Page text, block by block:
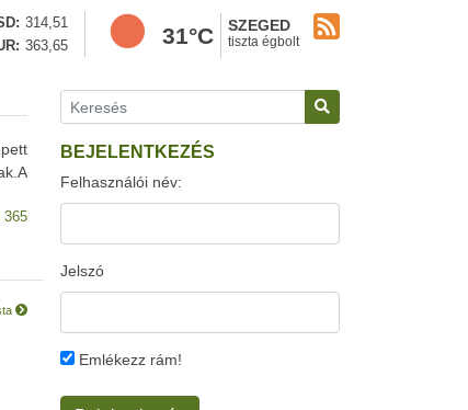
314,51
363,65 31°C SZEGED
tiszta égbolt
365
BEJELENTKEZÉS
Felhasználói név:
Jelszó
Emlékezz rám!